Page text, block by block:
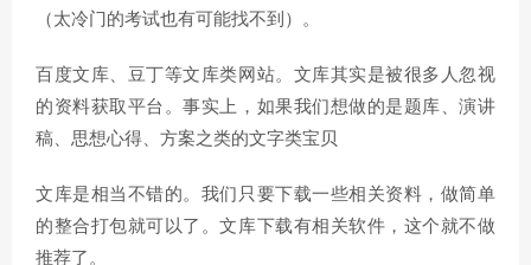
（太冷门的考试也有可能找不到）。
百度文库、豆丁等文库类网站。文库其实是被很多人忽视
的资料获取平台。事实上，如果我们想做的是题库、演讲
稿、思想心得、方案之类的文字类宝贝
文库是相当不错的。我们只要下载一些相关资料，做简单
的整合打包就可以了。文库下载有相关软件，这个就不做
推荐了。